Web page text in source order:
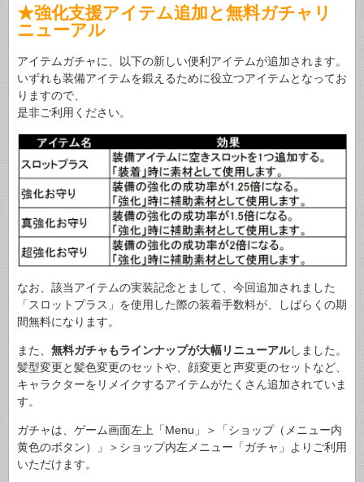
★強化支援アイテム追加と無料ガチャリ
ニューアル
アイテムガチャに、以下の新しい便利アイテムが追加されます。
いずれも装備アイテムを鍛えるために役立つアイテムとなってお
りますので、
是非ご利用ください。
なお、該当アイテムの実装記念とまして、今回追加されました
「スロットプラス」を使用した際の装着手数料が、しばらくの期
間無料になります。
また、 無料ガチャもラインナップが大幅リニューアルしました。
髪型変更と髪色変更のセットや、顔変更と声変更のセットなど、
キャラクターをリメイクするアイテムがたくさん追加されていま
す。
ガチャは、ゲーム画面左上「Menu」＞「ショップ（メニュー内
黄色のボタン）」＞ショップ内左メニュー「ガチャ」よりご利用
いただけます。